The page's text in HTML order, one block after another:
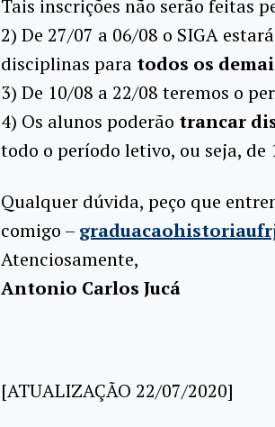
Tais inscrições não serão feitas
2) De 27/07 a 06/08 o SIGA
disciplinas para todos os
3) De 10/08 a 22/08 teremos o
4) Os alunos poderão trancar
todo o período letivo, ou seja, de
Qualquer dúvida, peço que
comigo –
Atenciosamente,
Antonio Carlos Jucá
[ATUALIZAÇÃO 22/07/2020]